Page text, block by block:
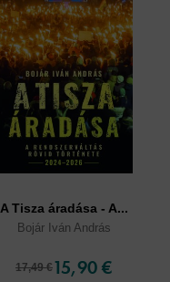
A Tisza áradása - A...
Bojár Iván András
17,49 €15,90 €